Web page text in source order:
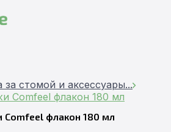
за стомой и аксессуары...
Comfeel флакон 180 мл
Comfeel флакон 180 мл